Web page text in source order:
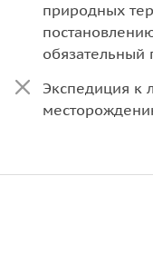
природных
Экспедиция к